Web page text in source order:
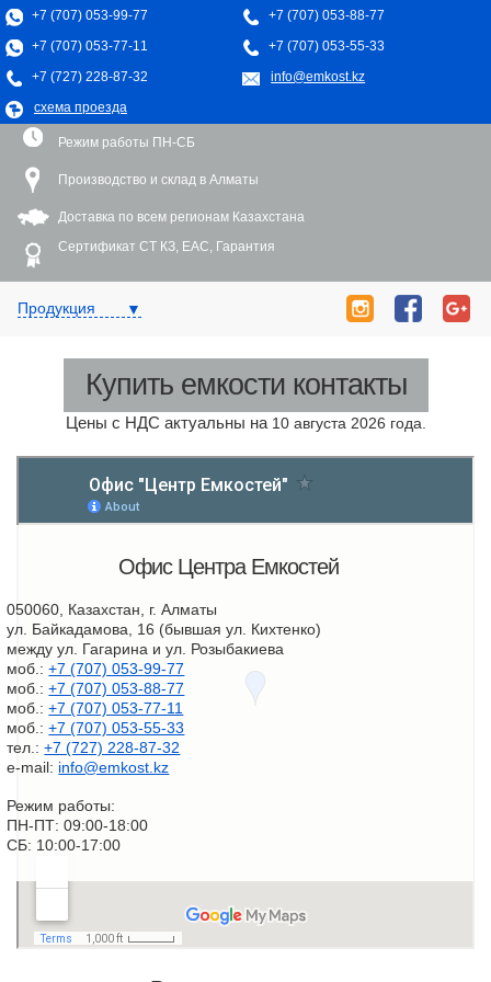
+7 (707) 053-99-77
+7 (707) 053-88-77
+7 (707) 053-77-11
+7 (707) 053-55-33
+7 (727) 228-87-32
info@emkost.kz
схема проезда
Режим работы ПН-СБ
Производство и склад в Алматы
Доставка по всем регионам Казахстана
Сертификат СТ КЗ, EAC, Гарантия
Toggle
Продукция ▼
Купить емкости контакты
Цены с НДС актуальны на10 августа 2026 года.
Офис Центра Емкостей
050060, Казахстан, г. Алматы
ул. Байкадамова, 16 (бывшая ул. Кихтенко)
между ул. Гагарина и ул. Розыбакиева
моб.:+7 (707) 053-99-77
моб.:+7 (707) 053-88-77
моб.:+7 (707) 053-77-11
моб.:+7 (707) 053-55-33
тел.:+7 (727) 228-87-32
e-mail: info@emkost.kz
Режим работы:
ПН-ПТ: 09:00-18:00
СБ: 10:00-17:00